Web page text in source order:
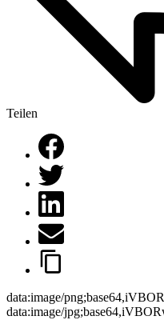
Teilen
data:image/
data:image/